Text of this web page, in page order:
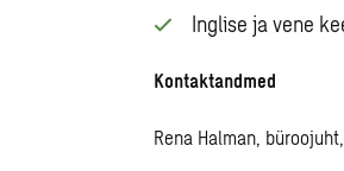
Inglise ja vene
Kontaktandmed
Rena Halman,